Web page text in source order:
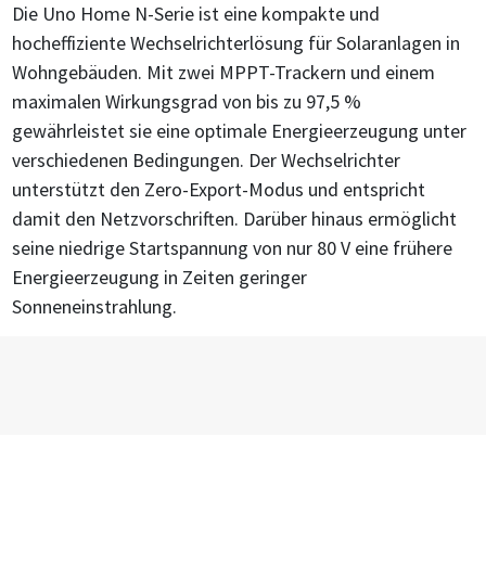
Die Uno Home N-Serie ist eine kompakte und
hocheffiziente Wechselrichterlösung für Solaranlagen in
Wohngebäuden. Mit zwei MPPT-Trackern und einem
maximalen Wirkungsgrad von bis zu 97,5 %
gewährleistet sie eine optimale Energieerzeugung unter
verschiedenen Bedingungen. Der Wechselrichter
unterstützt den Zero-Export-Modus und entspricht
damit den Netzvorschriften. Darüber hinaus ermöglicht
seine niedrige Startspannung von nur 80 V eine frühere
Energieerzeugung in Zeiten geringer
Sonneneinstrahlung.